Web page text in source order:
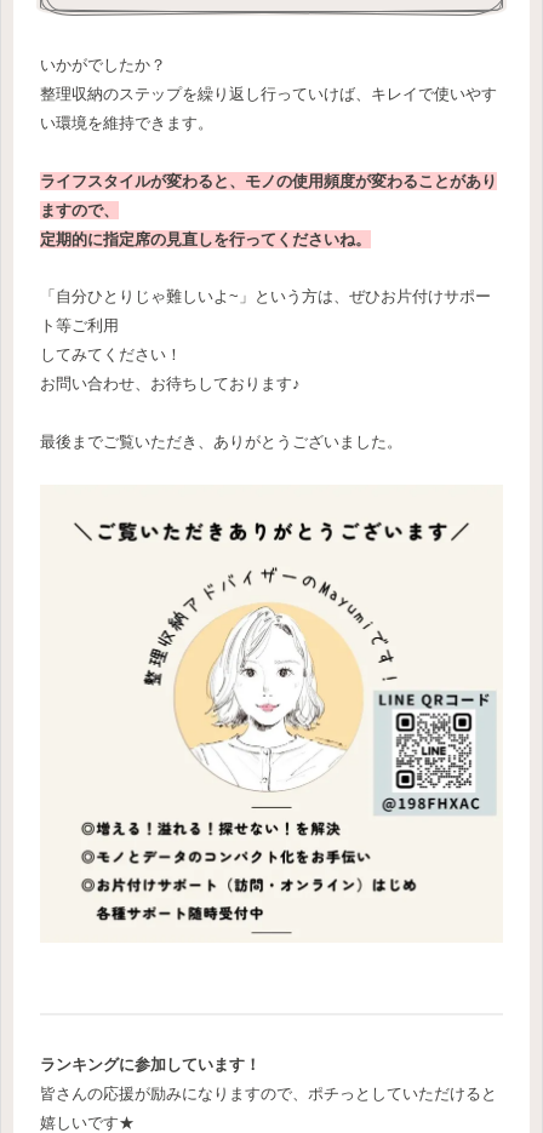
いかがでしたか？
整理収納のステップを繰り返し行っていけば、キレイで使いやす
い環境を維持できます。
ライフスタイルが変わると、モノの使用頻度が変わることがあり
ますので、
定期的に指定席の見直しを行ってくださいね。
「自分ひとりじゃ難しいよ~」という方は、ぜひお片付けサポー
ト等ご利用
してみてください！
お問い合わせ、お待ちしております♪
最後までご覧いただき、ありがとうございました。
ランキングに参加しています！
皆さんの応援が励みになりますので、ポチっとしていただけると
嬉しいです★